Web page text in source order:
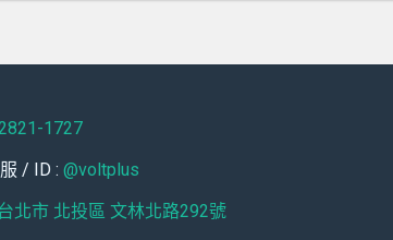
1727
/ ID :@voltplus
北市 北投區 文林北路292號